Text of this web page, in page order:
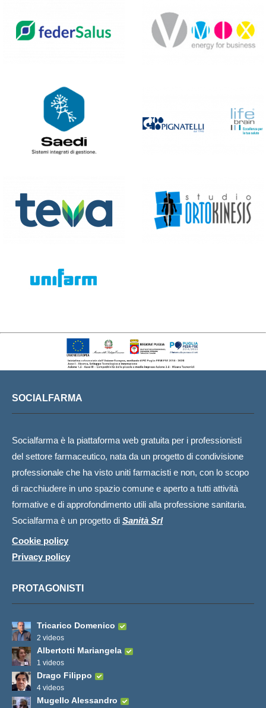
SOCIALFARMA
Socialfarma è la piattaforma web gratuita per i professionisti
del settore farmaceutico, nata da un progetto di condivisione
professionale che ha visto uniti farmacisti e non, con lo scopo
di racchiudere in uno spazio comune e aperto a tutti attività
formative e di approfondimento utili alla professione sanitaria.
Socialfarma è un progetto di Sanità Srl
Cookie policy
Privacy policy
PROTAGONISTI
Tricarico Domenico
2 videos
Albertotti Mariangela
1 videos
Drago Filippo
4 videos
Mugello Alessandro